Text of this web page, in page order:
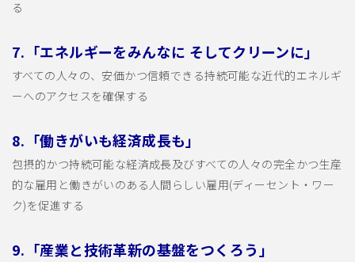
る
7.「エネルギーをみんなに そしてクリーンに」
すべての人々の、安価かつ信頼できる持続可能な近代的エネルギ
ーへのアクセスを確保する
8.「働きがいも経済成長も」
包摂的かつ持続可能な経済成長及びすべての人々の完全かつ生産
的な雇用と働きがいのある人間らしい雇用(ディーセント・ワー
ク)を促進する
9.「産業と技術革新の基盤をつくろう」